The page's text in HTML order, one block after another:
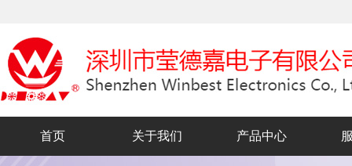
首页 关于我们 产品中心